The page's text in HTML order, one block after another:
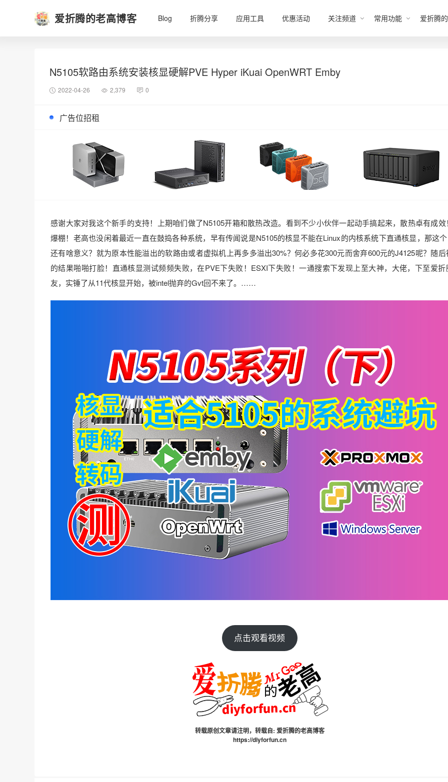
爱折腾的老高博客 Blog 折腾分享 应用工具 优惠活动 关注频道 常用功能 爱折腾
N5105软路由系统安装核显硬解PVE Hyper iKuai OpenWRT Emby
2022-04-26 2,379 0
广告位招租
感谢大家对我这个新手的支持！上期咱们做了N5105开箱和散热改造。看到不少小伙伴一起动手搞起来，散热卓有成
爆棚！老高也没闲着最近一直在鼓捣各种系统，早有传闻说是N5105的核显不能在Linux的内核系统下直通核显，那这
还有啥意义？就为原本性能溢出的软路由或者虚拟机上再多多溢出30%？何必多花300元而舍弃600元的J4125呢？随
的结果啪啪打脸！直通核显测试频频失败，在PVE下失败！ESXI下失败！一通搜索下发现上至大神，大佬，下至爱折
友，实锤了从11代核显开始，被intel抛弃的Gvt回不来了。……
点击观看视频
转载原创文章请注明，转载自: 爱折腾的老高博客
https://diyforfun.cn